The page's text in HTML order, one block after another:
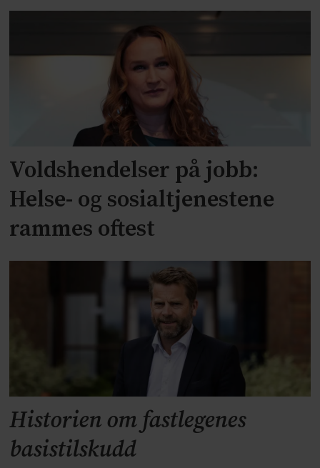
Voldshendelser på jobb:
Helse- og sosialtjenestene
rammes oftest
Historien om fastlegenes
basistilskudd